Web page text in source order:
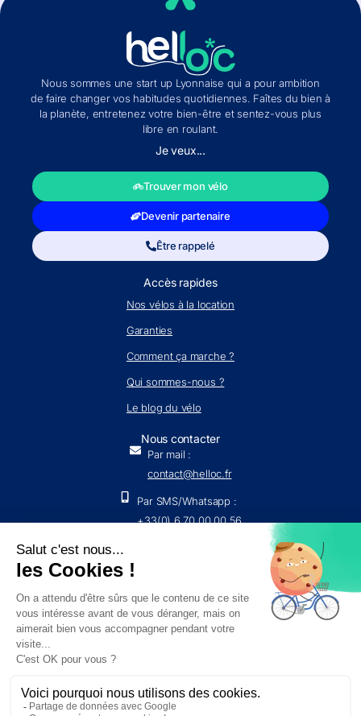
Nous sommes une start up Lyonnaise qui a pour ambition
de faire changer vos habitudes quotidiennes. Faîtes du bien à
la planète, entretenez votre bien-être et sentez-vous plus
libre en roulant.
Je veux...
Trouver mon vélo
Devenir partenaire
Être rappelé
Accès rapides
Nos vélos à la location
Garanties
Comment ça marche ?
Qui sommes-nous ?
Le blog du vélo
Nous contacter
Par mail :
contact@helloc.fr
Par SMS/Whatsapp :
+33(0) 6 70 00 00 56
Par voie postale : 254 Rue Vendôme, 69003 Lyon
Nous écrire
© 2025 Hello*c parCin&quanon💚